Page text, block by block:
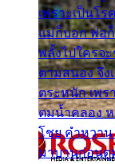
เพราะเป็นโร
แม่ก็บอก พ่อก็
พลั้งไปใครจ
ตามสนอง จึง
ตระหนัก เพร
ตมน้ำคลอง
โชย คำหวาน
มาบานก่อนตู